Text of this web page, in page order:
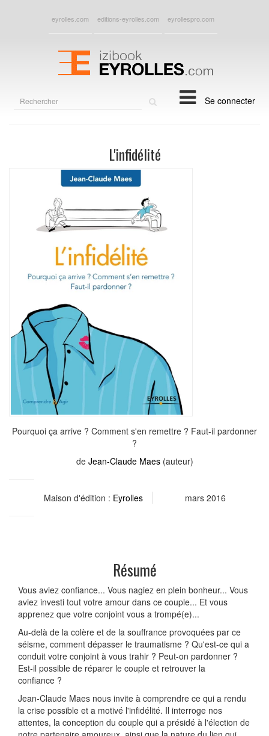
eyrolles.com editions-eyrolles.com eyrollespro.com
Se connecter
L'infidélité
Pourquoi ça arrive ? Comment s'en remettre ? Faut-il pardonner
?
de Jean-Claude Maes(auteur)
Maison d'édition : Eyrolles mars 2016
Résumé
Vous aviez confiance... Vous nagiez en plein bonheur... Vous
aviez investi tout votre amour dans ce couple... Et vous
apprenez que votre conjoint vous a trompé(e)...
Au-delà de la colère et de la souffrance provoquées par ce
séisme, comment dépasser le traumatisme ? Qu'est-ce qui a
conduit votre conjoint à vous trahir ? Peut-on pardonner ?
Est-il possible de réparer le couple et retrouver la
confiance ?
Jean-Claude Maes nous invite à comprendre ce qui a rendu
la crise possible et a motivé l'infidélité. Il interroge nos
attentes, la conception du couple qui a présidé à l'élection de